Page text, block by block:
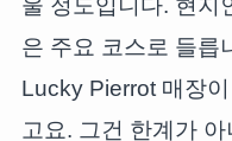
울 정도입니다. 현지
은 주요 코스로 들릅
Lucky Pierrot 매장
고요. 그건 한계가